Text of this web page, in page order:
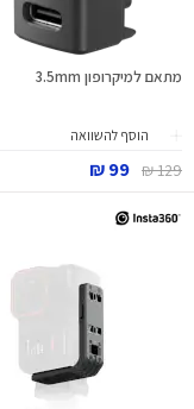
מתאם למיקרופון 3.5mm
הוסף להשוואה
129 ₪
99 ₪